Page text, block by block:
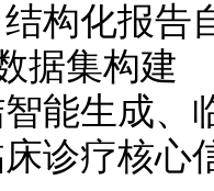
构化报告
据集构建
能生成、
诊疗核心